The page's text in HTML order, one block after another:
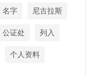
名字 尼古拉斯
公证处 列入
个人资料